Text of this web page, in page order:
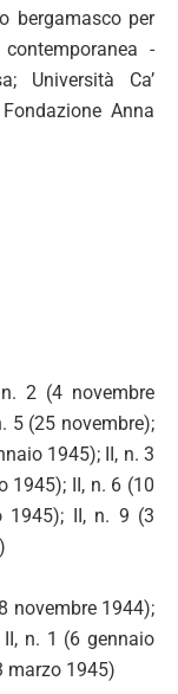
bergamasco per
-
Università Ca’
Anna
2 (4 novembre
5 (25 novembre);
1945); II, n. 3
1945); II, n. 6 (10
1945); II, n. 9 (3
novembre 1944);
n. 1 (6 gennaio
marzo 1945)